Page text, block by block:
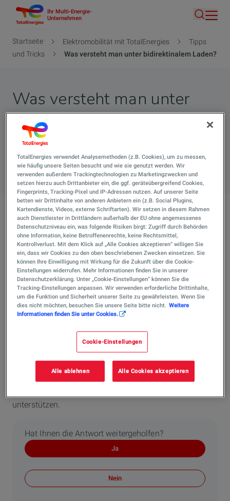
Inhalt
Ihr Multi-Energie-
Unternehmen
Suche
Pfadnavigation
Startseite Elektromobilität mit TotalEnergies
Tipps
und Tricks
Was versteht man unter bidirektinalem Laden?
Was versteht man unter
bidirektinalem Laden?
Hier finden Sie alle Antworten auf Ihre Fragen.
Suche
Was versteht man unter bidirektinalem Laden?
Bidirektionales Laden bezeichnet die Fähigkeit eines
Elektroautos, Strom nicht nur aufzunehmen, sondern
auch wieder abzugeben.
Das bedeutet, dass Energie sowohl vom Stromnetz ins
Fahrzeug als auch vom Fahrzeug zurück ins Haus, zu
Geräten oder ins öffentliche Netz fließen kann.
Das Elektroauto wird dadurch zu einem mobilen
Stromspeicher, der gespeicherte Energie flexibel
Typische Anwendungsfälle sind die Nutzung im eigenen
Haushalt (Vehicle‑to‑Home) oder die Einspeisung ins
Stromnetz (Vehicle‑to‑Grid).
Die Technologie kann dazu beitragen, Energie effizienter
unterstützen.
Hat Ihnen die Antwort weitergeholfen?
Ja
Nein
TotalEnergies verwendet Analysemethoden (z.B. Cookies), um zu messen,
wie häufig unsere Seiten besucht und wie sie genutzt werden. Wir
verwenden außerdem Trackingtechnologien zu Marketingzwecken und
setzen hierzu auch Drittanbieter ein, die ggf. geräteübergreifend Cookies,
Fingerprints, Tracking-Pixel und IP-Adressen nutzen. Auf unserer Seite
betten wir Drittinhalte von anderen Anbietern ein (z.B. Social Plugins,
Kartendienste, Videos, externe Schriftarten). Wir setzen in diesem Rahmen
auch Dienstleister in Drittländern außerhalb der EU ohne angemessenes
Datenschutzniveau ein, was folgende Risiken birgt: Zugriff durch Behörden
ohne Information, keine Betroffenenrechte, keine Rechtsmittel,
Kontrollverlust. Mit dem Klick auf „Alle Cookies akzeptieren“ willigen Sie
ein, dass wir Cookies zu den oben beschriebenen Zwecken einsetzen. Sie
können Ihre Einwilligung mit Wirkung für die Zukunft über die Cookie-
Einstellungen widerrufen. Mehr Informationen finden Sie in unserer
Datenschutzerklärung. Unter „Cookie-Einstellungen“ können Sie die
Tracking-Einstellungen anpassen. Wir verwenden erforderliche Drittinhalte,
um die Funktion und Sicherheit unserer Seite zu gewährleisten. Wenn Sie
dies nicht möchten, besuchen Sie unsere Seite bitte nicht. Weitere
Informationen finden Sie unter Cookies.
Cookie-Einstellungen
Alle ablehnen Alle Cookies akzeptieren